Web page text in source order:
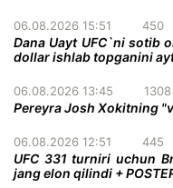
06.08.2026 15:51 450
Dana Uayt UFC`ni sotib
dollar ishlab topganini
06.08.2026 13:45 1308
Pereyra Josh Xokitning
06.08.2026 12:51 445
UFC 331 turniri uchun
jang elon qilindi +